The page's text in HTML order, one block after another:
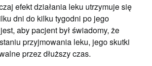
efekt działania leku utrzymuje się
dni do kilku tygodni po jego
aby pacjent był świadomy, że
przyjmowania leku, jego skutki
przez dłuższy czas.